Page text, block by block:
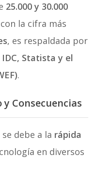
25.000 y 30.000
la cifra más
, es respaldada por
IDC, Statista y el
.
Consecuencias
debe a la rápida
en diversos